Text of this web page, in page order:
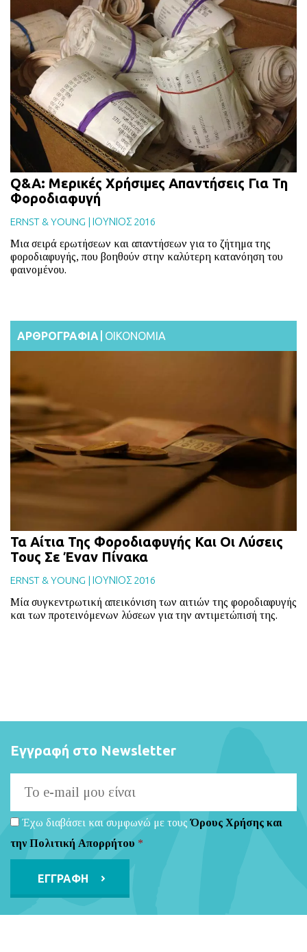
Q&A: Μερικές Χρήσιμες Απαντήσεις Για Τη
Φοροδιαφυγή
ERNST & YOUNG | ΙΟΥΝΙΟΣ 2016
Μια σειρά ερωτήσεων και απαντήσεων για το ζήτημα της
φοροδιαφυγής, που βοηθούν στην καλύτερη κατανόηση του
φαινομένου.
ΑΡΘΡΟΓΡΑΦΙΑ ΟΙΚΟΝΟΜΙΑ
Τα Αίτια Της Φοροδιαφυγής Και Οι Λύσεις
Τους Σε Έναν Πίνακα
ERNST & YOUNG | ΙΟΥΝΙΟΣ 2016
Μία συγκεντρωτική απεικόνιση των αιτιών της φοροδιαφυγής
και των προτεινόμενων λύσεων για την αντιμετώπισή της.
Εγγραφή στο Newsletter
Έχω διαβάσει και συμφωνώ με τουςΌρους Χρήσης και
την Πολιτική Απορρήτου *